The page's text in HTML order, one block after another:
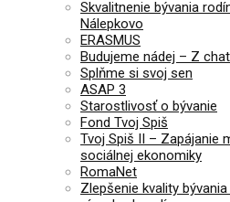
Skvalitnenie bývania
Nálepkovo
ERASMUS
Budujeme nádej – Z
Splňme si svoj sen
ASAP 3
Starostlivosť o bývanie
Fond Tvoj Spiš
Tvoj Spiš II – Zapájanie
sociálnej ekonomiky
RomaNet
Zlepšenie kvality